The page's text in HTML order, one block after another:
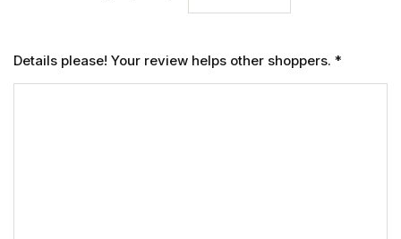
Details please! Your review helps other shoppers. *